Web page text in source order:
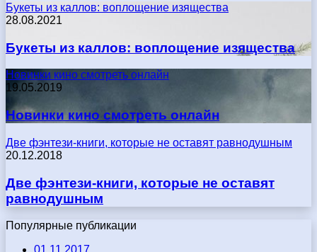
Букеты из каллов: воплощение изящества
28.08.2021
Букеты из каллов: воплощение изящества
Новинки кино смотреть онлайн
19.05.2019
Новинки кино смотреть онлайн
Две фэнтези-книги, которые не оставят равнодушным
20.12.2018
Две фэнтези-книги, которые не оставят
равнодушным
Популярные публикации